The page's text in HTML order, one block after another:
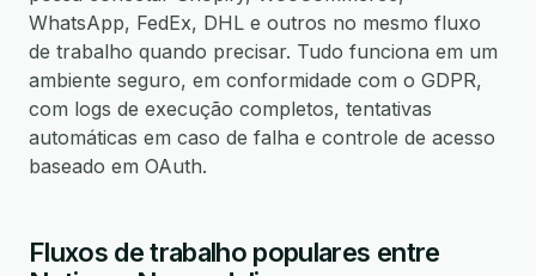
WhatsApp, FedEx, DHL e outros no mesmo fluxo
de trabalho quando precisar. Tudo funciona em um
ambiente seguro, em conformidade com o GDPR,
com logs de execução completos, tentativas
automáticas em caso de falha e controle de acesso
baseado em OAuth.
Fluxos de trabalho populares entre